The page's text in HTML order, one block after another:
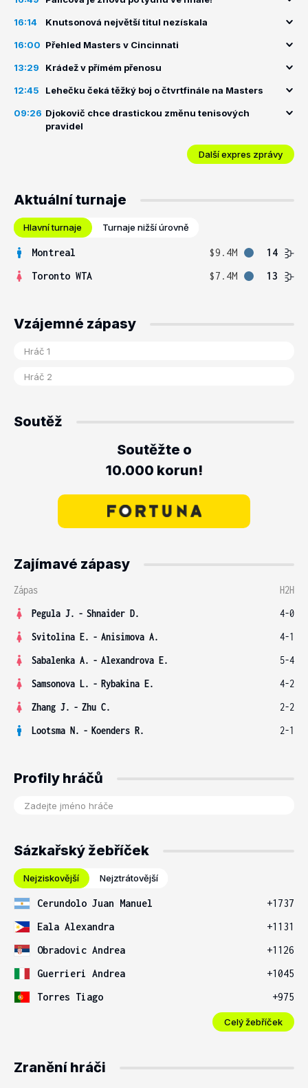
16:14 Knutsonová největší titul nezískala
16:00 Přehled Masters v Cincinnati
13:29 Krádež v přímém přenosu
12:45 Lehečku čeká těžký boj o čtvrtfinále na Masters
09:26 Djokovič chce drastickou změnu tenisových
pravidel
Další expres zprávy
Aktuální turnaje
Hlavní turnaje Turnaje nižší úrovně
Montreal $9.4M
14
Toronto WTA
$7.4M 13
Vzájemné zápasy
Soutěž
Soutěžte o
10.000 korun!
Zajímavé zápasy
Zápas
H2H
Pegula J. - Shnaider D.
4-0
Svitolina E. - Anisimova A.
4-1
Sabalenka A. - Alexandrova E.
5-4
Samsonova L. - Rybakina E.
4-2
Zhang J. - Zhu C.
2-2
Lootsma N. - Koenders R. 2-1
Profily hráčů
Sázkařský žebříček
Nejziskovější Nejztrátovější
Cerundolo Juan Manuel
+1737
Eala Alexandra
+1131
Obradovic Andrea
+1126
Guerrieri Andrea
+1045
Torres Tiago
+975
Celý žebříček
Zranění hráči